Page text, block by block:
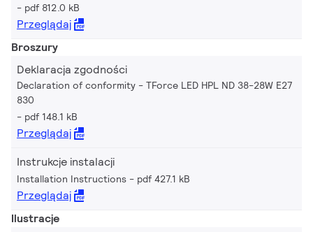
pdf 812.0 kB
Przeglądaj
Broszury
Deklaracja zgodności
Declaration of conformity - TForce LED HPL ND 38-28W E27
830
pdf 148.1 kB
Przeglądaj
Instrukcje instalacji
Installation Instructions pdf 427.1 kB
Przeglądaj
Ilustracje